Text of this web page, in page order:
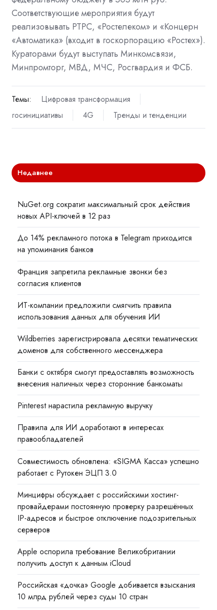
Соответствующие мероприятия будут
реализовывать РТРС, «Ростелеком» и «Концерн
«Автоматика» (входит в госкорпорацию «Ростех»).
Кураторами будут выступать Минкомсвязи,
Минпромторг, МВД, МЧС, Росгвардия и ФСБ.
Темы:
Цифровая трансформация
госинициативы
4G Тренды и тенденции
Недавнее
NuGet.org сократит максимальный срок действия
новых API-ключей в 12 раз
До 14% рекламного потока в Telegram приходится
на упоминания банков
Франция запретила рекламные звонки без
согласия клиентов
ИТ-компании предложили смягчить правила
использования данных для обучения ИИ
Wildberries зарегистрировала десятки тематических
доменов для собственного мессенджера
Банки с октября смогут предоставлять возможность
внесения наличных через сторонние банкоматы
Pinterest нарастила рекламную выручку
Правила для ИИ доработают в интересах
правообладателей
Совместимость обновлена: «SIGMA Касса» успешно
работает с Рутокен ЭЦП 3.0
Минцифры обсуждает с российскими хостинг-
провайдерами постоянную проверку разрешённых
IP-адресов и быстрое отключение подозрительных
серверов
Apple оспорила требование Великобритании
получить доступ к данным iCloud
Российская «дочка» Google добивается взыскания
10 млрд рублей через суды 10 стран